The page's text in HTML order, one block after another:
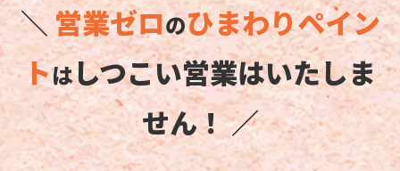
＼営業ゼロのひまわりペイン
トはしつこい営業はいたしま
せん！ ／